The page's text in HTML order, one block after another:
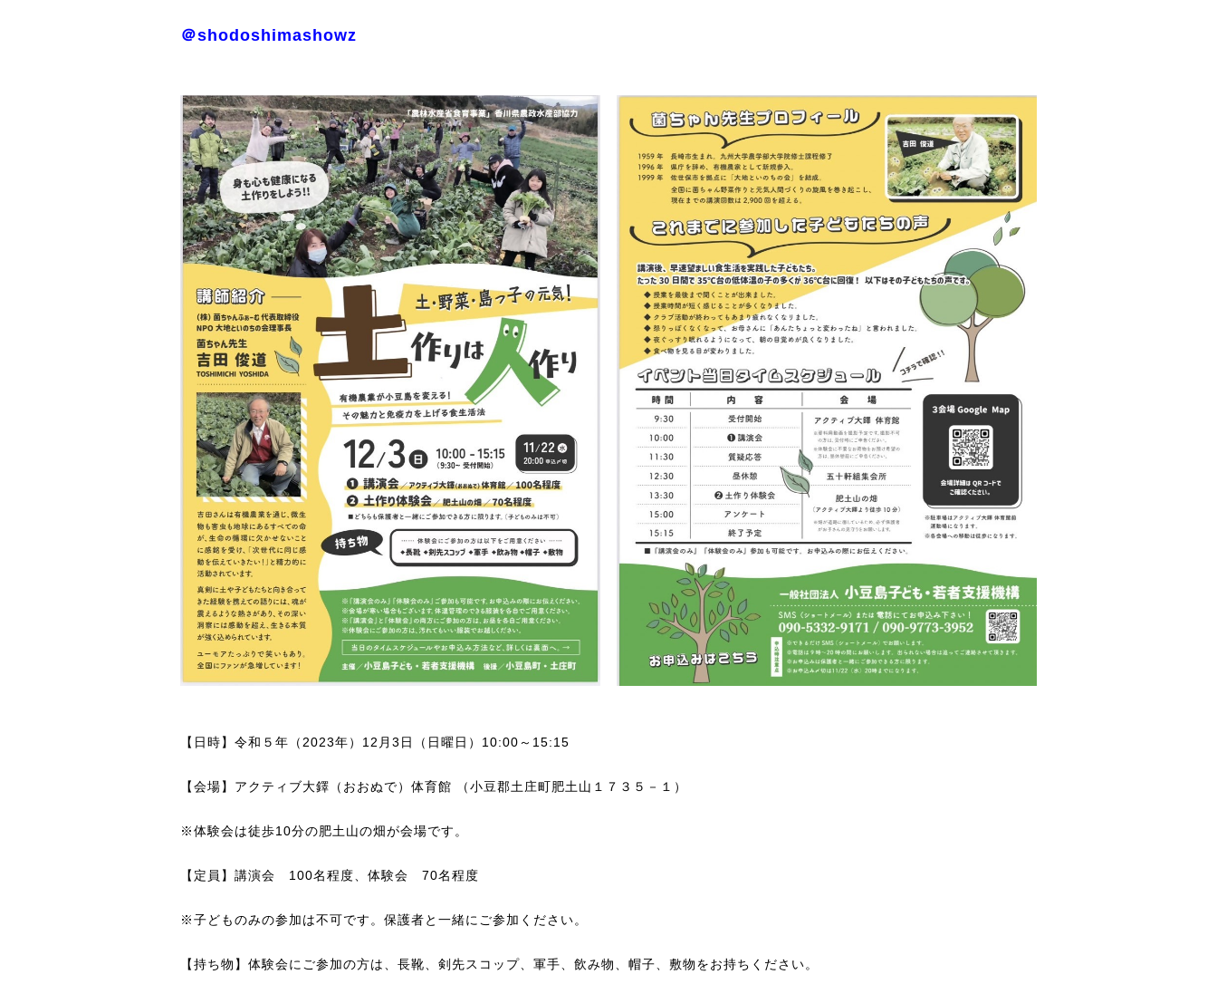
＠shodoshimashowz
【日時】令和５年（2023年）12月3日（日曜日）10:00～15:15
【会場】アクティブ大鐸（おおぬで）体育館 （小豆郡土庄町肥土山１７３５－１）
※体験会は徒歩10分の肥土山の畑が会場です。
【定員】講演会 100名程度、体験会 70名程度
※子どものみの参加は不可です。保護者と一緒にご参加ください。
【持ち物】体験会にご参加の方は、長靴、剣先スコップ、軍手、飲み物、帽子、敷物をお持ちください。